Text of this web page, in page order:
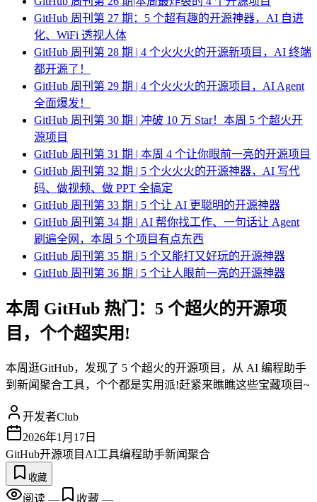
GitHub 周刊第 27 期：5 个超有趣的开源神器，AI 自进
化、WiFi 透视人体
GitHub 周刊第 28 期 | 4 个火火火的开源新项目，AI 终端
都开源了！
GitHub 周刊第 29 期 | 4 个火火火的开源项目，AI Agent
全面爆发！
GitHub 周刊第 30 期 | 冲破 10 万 Star！本周 5 个超火开
源项目
GitHub 周刊第 31 期 | 本周 4 个让你眼前一亮的开源项目
GitHub 周刊第 32 期 | 5 个火火火的开源神器，AI 写代
码、做视频、做 PPT 全搞定
GitHub 周刊第 33 期 | 5 个让 AI 更聪明的开源神器
GitHub 周刊第 34 期 | AI 帮你找工作、一句话让 Agent
刷遍全网，本周 5 个项目有点东西
GitHub 周刊第 35 期 | 5 个又能打又好玩的开源神器
GitHub 周刊第 36 期 | 5 个让人眼前一亮的开源神器
本周 GitHub 热门：5 个超火的开源项
目，个个超实用!
本周逛GitHub，发现了 5 个超火的开源项目，从 AI 编程助手
到新闻聚合工具，个个都是实用派!赶紧来瞧瞧这些宝藏项目~
开发者Club
2026年1月17日
GitHub开源项目 AI工具编程助手新闻聚合
收藏
阅读 — 收藏 —